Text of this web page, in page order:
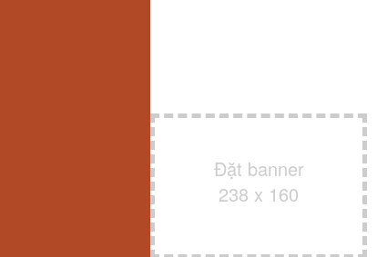
Đặt banner
238 x 160